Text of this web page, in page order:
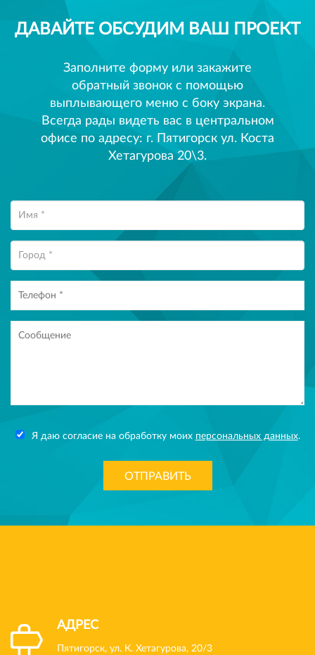
ДАВАЙТЕ ОБСУДИМ ВАШ ПРОЕКТ
Заполните форму или закажите
обратный звонок с помощью
выплывающего меню с боку экрана.
Всегда рады видеть вас в центральном
офисе по адресу: г. Пятигорск ул. Коста
Хетагурова 20\3.
Я даю согласие на обработку моих персональных данных.
ОТПРАВИТЬ
АДРЕС
Пятигорск, ул. К. Хетагурова, 20/3